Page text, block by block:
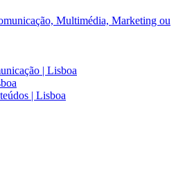
Multimédia, Marketing ou
| Lisboa
| Lisboa